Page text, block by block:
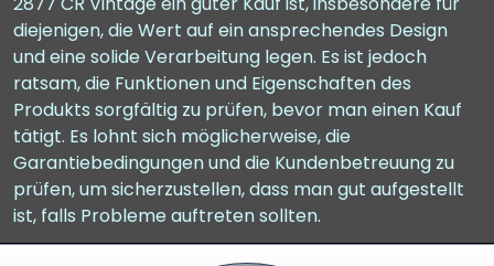
diejenigen, die Wert auf ein ansprechendes Design
und eine solide Verarbeitung legen. Es ist jedoch
ratsam, die Funktionen und Eigenschaften des
Produkts sorgfältig zu prüfen, bevor man einen Kauf
tätigt. Es lohnt sich möglicherweise, die
Garantiebedingungen und die Kundenbetreuung zu
prüfen, um sicherzustellen, dass man gut aufgestellt
ist, falls Probleme auftreten sollten.